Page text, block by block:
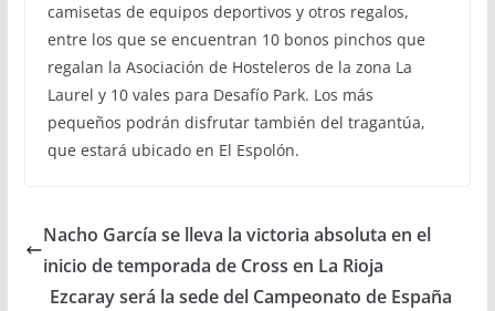
camisetas de equipos deportivos y otros regalos,
entre los que se encuentran 10 bonos pinchos que
regalan la Asociación de Hosteleros de la zona La
Laurel y 10 vales para Desafío Park. Los más
pequeños podrán disfrutar también del tragantúa,
que estará ubicado en El Espolón.
Nacho García se lleva la victoria absoluta en el
inicio de temporada de Cross en La Rioja
Ezcaray será la sede del Campeonato de España